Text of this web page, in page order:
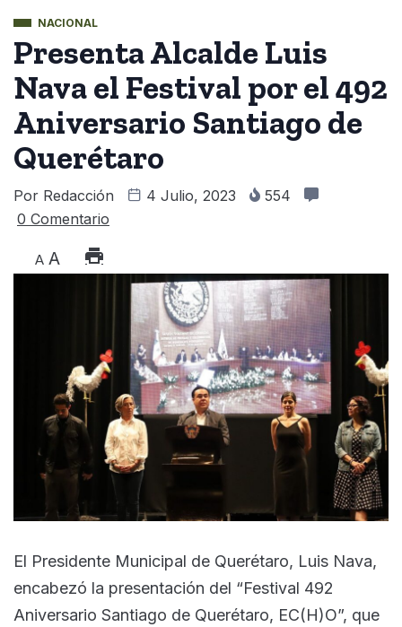
NACIONAL
Presenta Alcalde Luis
Nava el Festival por el 492
Aniversario Santiago de
Querétaro
Por Redacción 4 Julio, 2023
554
0 Comentario
A A
El Presidente Municipal de Querétaro, Luis Nava,
encabezó la presentación del “Festival 492
Aniversario Santiago de Querétaro, EC(H)O”, que